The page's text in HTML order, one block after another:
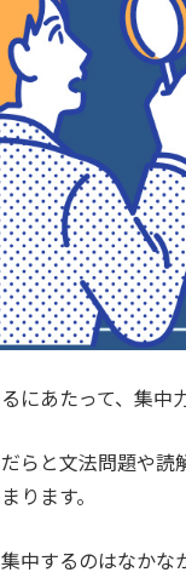
にあたって、集中
らと文法問題や
ります。
中するのはなか